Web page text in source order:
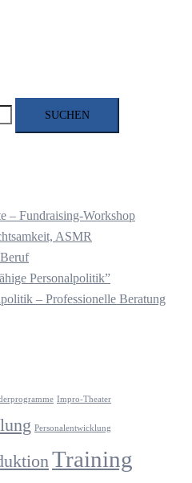
– Fundraising-Workshop
ASMR
Personalpolitik”
– Professionelle Beratung
Impro-Theater
Personalentwicklung
Training